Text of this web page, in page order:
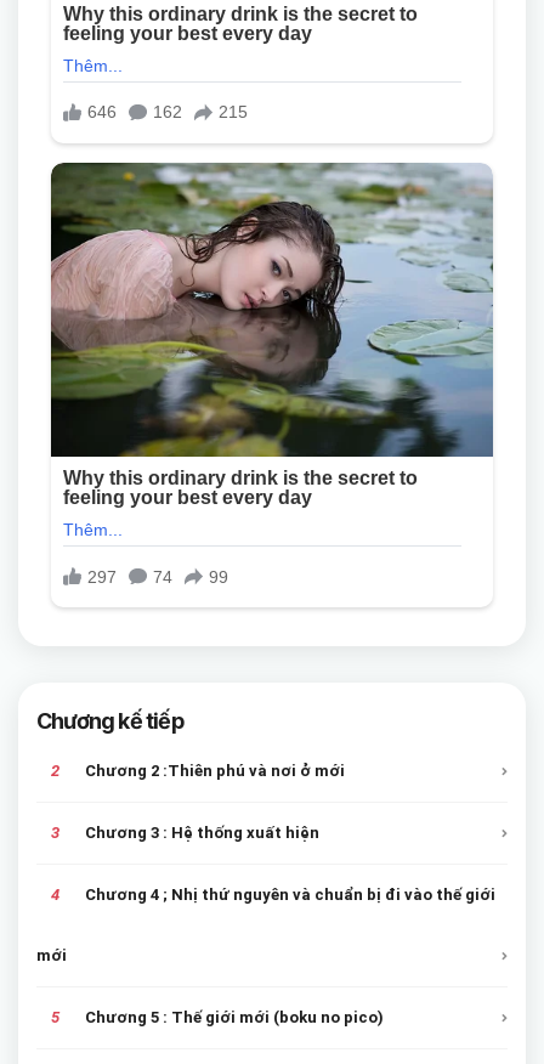
Chương kế tiếp
2 Chương 2 :Thiên phú và nơi ở mới
3 Chương 3 : Hệ thống xuất hiện
4 Chương 4 ; Nhị thứ nguyên và chuẩn bị đi vào thế giới
mới
5 Chương 5 : Thế giới mới (boku no pico)